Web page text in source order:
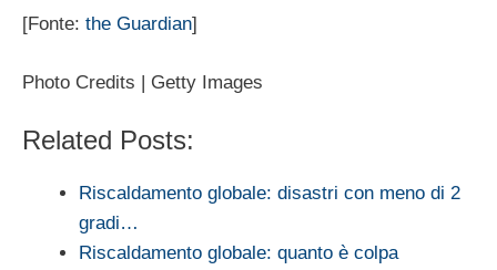
[Fonte: the Guardian]
Photo Credits | Getty Images
Related Posts:
Riscaldamento globale: disastri con meno di 2
gradi…
Riscaldamento globale: quanto è colpa